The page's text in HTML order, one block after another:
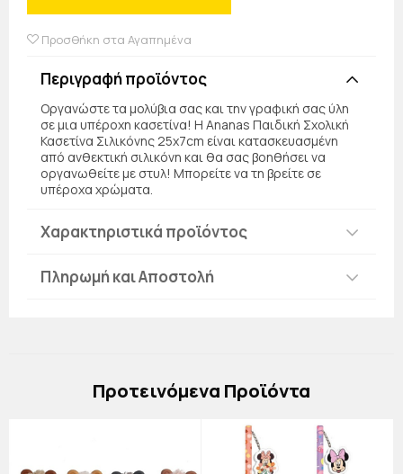
Προσθήκη στα Αγαπημένα
Περιγραφή προϊόντος
Οργανώστε τα μολύβια σας και την γραφική σας ύλη
σε μια υπέροχη κασετίνα! Η Ananas Παιδική Σχολική
Κασετίνα Σιλικόνης 25x7cm είναι κατασκευασμένη
από ανθεκτική σιλικόνη και θα σας βοηθήσει να
οργανωθείτε με στυλ! Μπορείτε να τη βρείτε σε
υπέροχα χρώματα.
Χαρακτηριστικά προϊόντος
Πληρωμή και Αποστολή
Πρoτεινόμενα Προϊόντα